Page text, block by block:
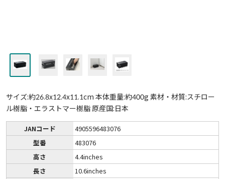
サイズ:約26.8x12.4x11.1cm 本体重量:約400g 素材・材質:スチロー
ル樹脂・エラストマー樹脂 原産国:日本
JANコード
4905596483076
型番
483076
高さ
4.4inches
長さ
10.6inches